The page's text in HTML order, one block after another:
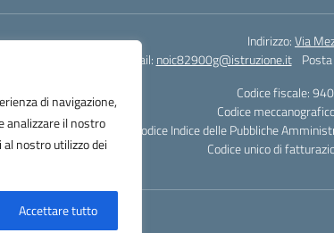
di navigazione,
analizzare il nostro
nostro utilizzo dei
Accettare tutto
Indirizzo:Via
Email: noic82900g@istruzione.it
Codice fiscale:
Codice
Codice Indice delle Pubbliche
Codice unico di